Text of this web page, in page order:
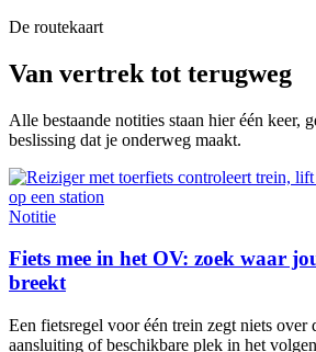
De routekaart
Van vertrek tot terugweg
Alle bestaande notities staan hier één keer,
beslissing dat je onderweg maakt.
Notitie
Fiets mee in het OV: zoek waar
breekt
Een fietsregel voor één trein zegt niets over
aansluiting of beschikbare plek in het